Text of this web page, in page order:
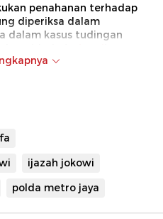
penahanan terhadap
diperiksa dalam
dalam kasus tudingan
saksi dan ahli
ijazah jokowi
polda metro jaya